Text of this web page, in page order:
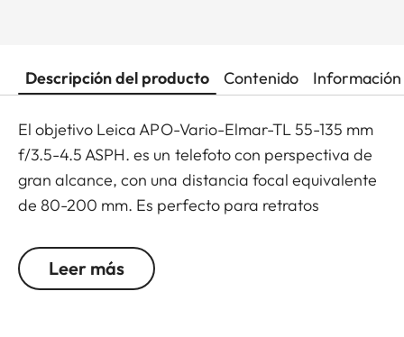
Descripción del producto Contenido
El objetivo Leica APO-Vario-Elmar-TL 55-135 mm
f/3.5-4.5 ASPH. es un telefoto con perspectiva de
gran alcance, con una distancia focal equivalente
de 80-200 mm. Es perfecto para retratos
intensos, animales y sujetos deportivos, todo al
mismo tiempo.
Leer más